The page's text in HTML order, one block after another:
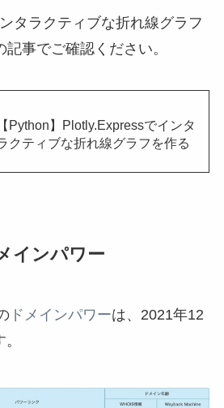
タラクティブな折れ線グラフ
事でご確認ください。
【Python】Plotly.Expressでインタ
クティブな折れ線グラフを作る
インパワー
ドメインパワーは、2021年12